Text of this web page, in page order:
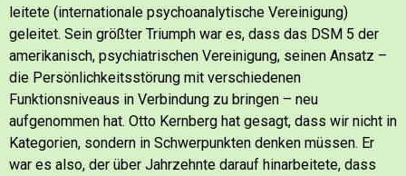
leitete (internationale psychoanalytische Vereinigung)
geleitet. Sein größter Triumph war es, dass das DSM 5 der
amerikanisch, psychiatrischen Vereinigung, seinen Ansatz –
die Persönlichkeitsstörung mit verschiedenen
Funktionsniveaus in Verbindung zu bringen – neu
aufgenommen hat. Otto Kernberg hat gesagt, dass wir nicht in
Kategorien, sondern in Schwerpunkten denken müssen. Er
war es also, der über Jahrzehnte darauf hinarbeitete, dass